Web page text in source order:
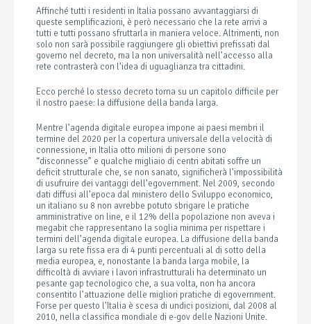
Affinché tutti i residenti in Italia possano avvantaggiarsi di
queste semplificazioni, è però necessario che la rete arrivi a
tutti e tutti possano sfruttarla in maniera veloce. Altrimenti, non
solo non sarà possibile raggiungere gli obiettivi prefissati dal
governo nel decreto, ma la non universalità nell’accesso alla
rete contrasterà con l’idea di uguaglianza tra cittadini.
Ecco perché lo stesso decreto torna su un capitolo difficile per
il nostro paese: la diffusione della banda larga.
Mentre l’agenda digitale europea impone ai paesi membri il
termine del 2020 per la copertura universale della velocità di
connessione, in Italia otto milioni di persone sono
“disconnesse” e qualche migliaio di centri abitati soffre un
deficit strutturale che, se non sanato, significherà l’impossibilità
di usufruire dei vantaggi dell’egovernment. Nel 2009, secondo
dati diffusi all’epoca dal ministero dello Sviluppo economico,
un italiano su 8 non avrebbe potuto sbrigare le pratiche
amministrative on line, e il 12% della popolazione non aveva i
megabit che rappresentano la soglia minima per rispettare i
termini dell’agenda digitale europea. La diffusione della banda
larga su rete fissa era di 4 punti percentuali al di sotto della
media europea, e, nonostante la banda larga mobile, la
difficoltà di avviare i lavori infrastrutturali ha determinato un
pesante gap tecnologico che, a sua volta, non ha ancora
consentito l’attuazione delle migliori pratiche di egovernment.
Forse per questo l’Italia è scesa di undici posizioni, dal 2008 al
2010, nella classifica mondiale di e-gov delle Nazioni Unite.